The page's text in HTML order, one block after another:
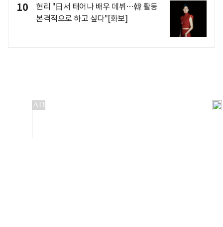
10
현리 "日서 태어나 배우 데뷔…韓 활동
본격적으로 하고 싶다"[화보]